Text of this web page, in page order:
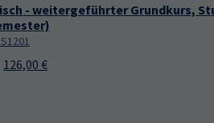
- weitergeführter Grundkurs,
126,00 €